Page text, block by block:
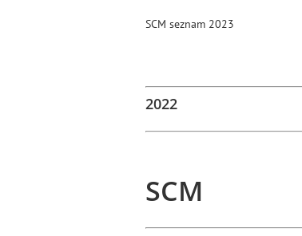
SCM seznam 2023
2022
SCM